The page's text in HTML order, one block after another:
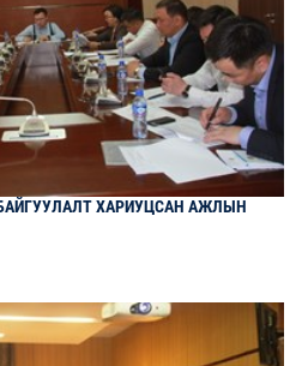
ХАРИУЦСАН АЖЛЫН